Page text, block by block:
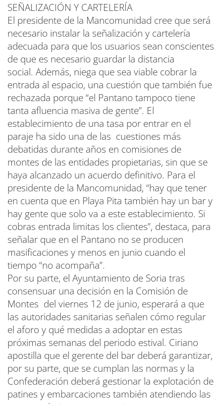
SEÑALIZACIÓN Y CARTELERÍA
El presidente de la Mancomunidad cree que será
necesario instalar la señalización y cartelería
adecuada para que los usuarios sean conscientes
de que es necesario guardar la distancia
social. Además, niega que sea viable cobrar la
entrada al espacio, una cuestión que también fue
rechazada porque “el Pantano tampoco tiene
tanta afluencia masiva de gente”. El
establecimiento de una tasa por entrar en el
paraje ha sido una de las cuestiones más
debatidas durante años en comisiones de
montes de las entidades propietarias, sin que se
haya alcanzado un acuerdo definitivo. Para el
presidente de la Mancomunidad, “hay que tener
en cuenta que en Playa Pita también hay un bar y
hay gente que solo va a este establecimiento. Si
cobras entrada limitas los clientes”, destaca, para
señalar que en el Pantano no se producen
masificaciones y menos en junio cuando el
tiempo “no acompaña”.
Por su parte, el Ayuntamiento de Soria tras
consensuar una decisión en la Comisión de
Montes del viernes 12 de junio, esperará a que
las autoridades sanitarias señalen cómo regular
el aforo y qué medidas a adoptar en estas
próximas semanas del periodo estival. Ciriano
apostilla que el gerente del bar deberá garantizar,
por su parte, que se cumplan las normas y la
Confederación deberá gestionar la explotación de
patines y embarcaciones también atendiendo las